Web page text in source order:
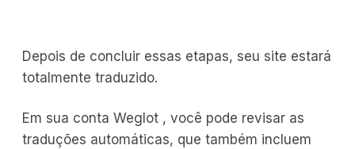
Depois de concluir essas etapas, seu site estará
totalmente traduzido.
Em sua conta Weglot , você pode revisar as
traduções automáticas, que também incluem